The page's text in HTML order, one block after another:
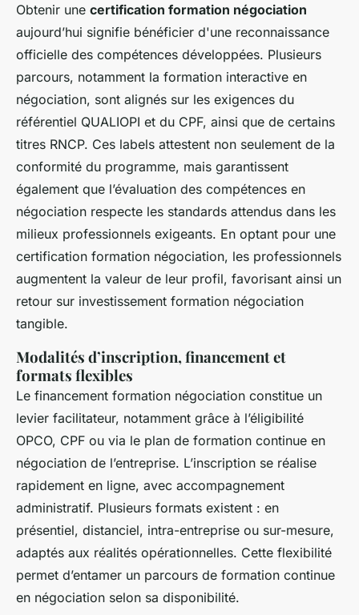
Obtenir une certification formation négociation
aujourd’hui signifie bénéficier d'une reconnaissance
officielle des compétences développées. Plusieurs
parcours, notamment la formation interactive en
négociation, sont alignés sur les exigences du
référentiel QUALIOPI et du CPF, ainsi que de certains
titres RNCP. Ces labels attestent non seulement de la
conformité du programme, mais garantissent
également que l’évaluation des compétences en
négociation respecte les standards attendus dans les
milieux professionnels exigeants. En optant pour une
certification formation négociation, les professionnels
augmentent la valeur de leur profil, favorisant ainsi un
retour sur investissement formation négociation
tangible.
Modalités d’inscription, financement et
formats flexibles
Le financement formation négociation constitue un
levier facilitateur, notamment grâce à l’éligibilité
OPCO, CPF ou via le plan de formation continue en
négociation de l’entreprise. L’inscription se réalise
rapidement en ligne, avec accompagnement
administratif. Plusieurs formats existent : en
présentiel, distanciel, intra-entreprise ou sur-mesure,
adaptés aux réalités opérationnelles. Cette flexibilité
permet d’entamer un parcours de formation continue
en négociation selon sa disponibilité.